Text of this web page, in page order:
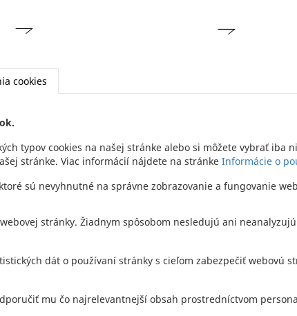
Footer
cookies
typov cookies na našej stránke alebo si môžete vybrať iba
stránke. Viac informácií nájdete na stránke Informácie o
sú nevyhnutné na správne zobrazovanie a fungovanie
stránky. Žiadnym spôsobom nesledujú ani
dát o používaní stránky s cieľom zabezpečiť webovú
mu čo najrelevantnejší obsah prostredníctvom